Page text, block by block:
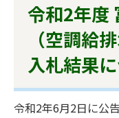
令和2年度
（空調給
入札結果
令和2年6月2日に公